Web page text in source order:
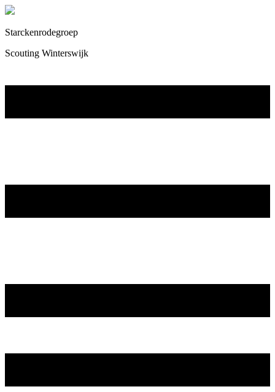
Starckenrodegroep
Scouting Winterswijk